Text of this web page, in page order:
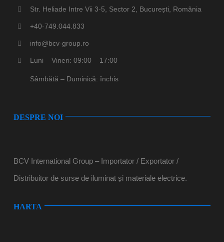
DESPRE NOI
BCV International Group – Importator / Exportator /
Distribuitor de surse de iluminat și materiale electrice.
Str. Heliade Intre Vii 3-5, Sector 2, București, România
+40-749.044.833
info@bcv-group.ro
Luni – Vineri: 09:00 – 17:00
Sâmbătă – Duminică: închis
HARTA